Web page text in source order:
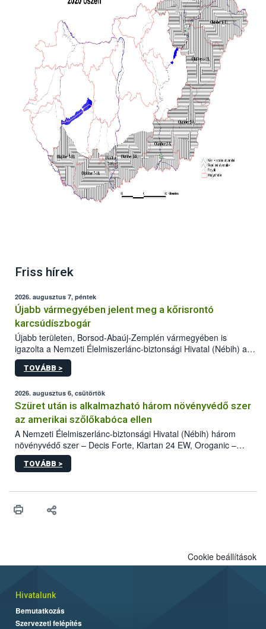
Friss hírek
2026. augusztus 7, péntek
Újabb vármegyében jelent meg a kőrisrontó
karcsúdíszbogár
Újabb területen, Borsod-Abaúj-Zemplén vármegyében is
igazolta a Nemzeti Élelmiszerlánc-biztonsági Hivatal (Nébih) a
kőrisrontó karcsúdíszbogár (Agrilus planipennis) jelenlétét. A
kártevőt nem csak színcsapdában találták meg, de már fertőzött
az intenzív felderítést, emellett az intézkedéseket a szlovák
hatósággal is összehangolják a terjedés megállítása érdekében.
TOVÁBB >
2026. augusztus 6, csütörtök
Szüret után is alkalmazható három növényvédő szer
az amerikai szőlőkabóca ellen
A Nemzeti Élelmiszerlánc-biztonsági Hivatal (Nébih) három
növényvédő szer – Decis Forte, Klartan 24 EW, Oroganic –
engedélyokiratát módosította, így azok a szüretet követően,
egészen a vesszőérettség (BBCH 91) stádiumáig
érésű szőlőkben is legyen lehetőség a károsító elleni további
felhasználók számára is elérhető és ökológiai termesztésben is
TOVÁBB >
Cookie beállítások
Hivatalunk
Bemutatkozás
Szervezeti felépítés